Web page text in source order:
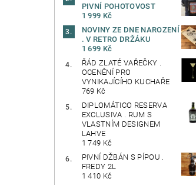
PIVNÍ POHOTOVOST
1 999 Kč
NOVINY ZE DNE NAROZENÍ
. V RETRO DRŽÁKU
1 699 Kč
ŘÁD ZLATÉ VAŘEČKY .
OCENĚNÍ PRO
VYNIKAJÍCÍHO KUCHAŘE
769 Kč
DIPLOMÁTICO RESERVA
EXCLUSIVA . RUM S
VLASTNÍM DESIGNEM
LAHVE
1 749 Kč
PIVNÍ DŽBÁN S PÍPOU .
FREDY 2L
1 410 Kč